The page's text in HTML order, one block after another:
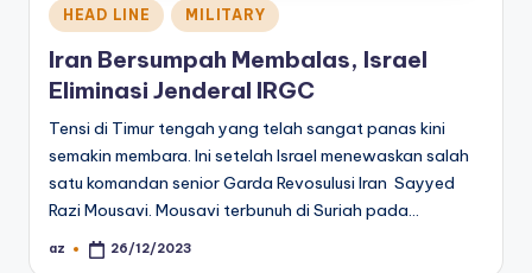
Posted
in
HEAD LINE MILITARY
Iran Bersumpah Membalas, Israel
Eliminasi Jenderal IRGC
Tensi di Timur tengah yang telah sangat panas kini
semakin membara. Ini setelah Israel menewaskan salah
satu komandan senior Garda Revosulusi Iran Sayyed
Razi Mousavi. Mousavi terbunuh di Suriah pada…
Posted
az 26/12/2023